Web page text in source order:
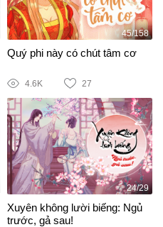
45/158
Quý phi này có chút tâm cơ
4.6K 27
24/29
Xuyên không lười biếng: Ngủ
trước, gả sau!